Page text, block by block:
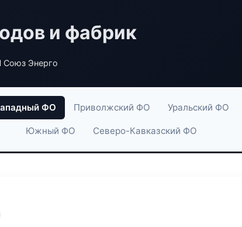
и фабрик
Союз Энерго
ФО Приволжский ФО Уральский ФО
Южный ФО Северо-Кавказский ФО